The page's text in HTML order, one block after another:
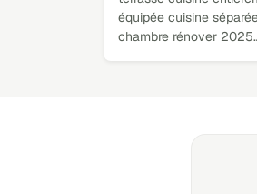
équipée cuisine
chambre rénover